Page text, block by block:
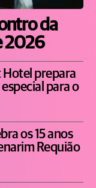
da
2026
Hotel prepara
para o
os 15 anos
Requião